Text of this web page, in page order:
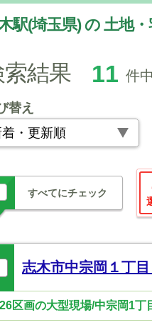
駅(埼玉県) の 土地
索結果 11 件
替え
すべてにチェック
志木市中宗岡１丁
区画の大型現場/中宗岡1丁